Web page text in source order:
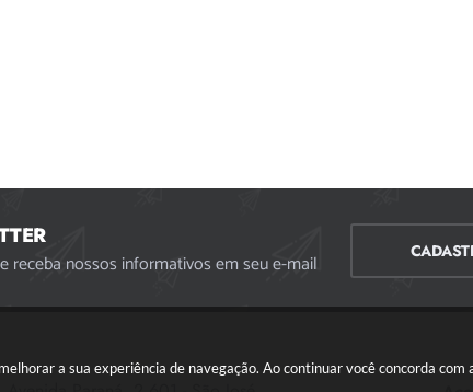
a sua experiência de navegação. Ao continuar você concorda com
receba nossos informativos em seu e-mail